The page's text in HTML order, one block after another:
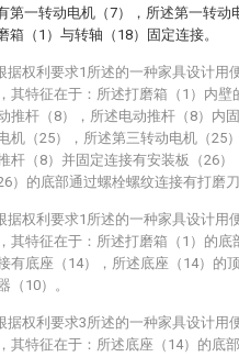
第一转动电机（7），所述第一转动
箱（1）与转轴（18）固定连接。
据权利要求1所述的一种家具设计用
其特征在于：所述打磨箱（1）内壁
推杆（8），所述电动推杆（8）内
机（25），所述第三转动电机（25
杆（8）并固定连接有安装板（26）
26）的底部通过螺栓螺纹连接有打磨刀
据权利要求1所述的一种家具设计用
其特征在于：所述打磨箱（1）的底
有底座（14），所述底座（14）的
（10）。
据权利要求3所述的一种家具设计用
其特征在于：所述底座（14）的底